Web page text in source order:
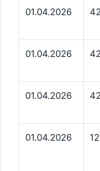
01.04.2026
01.04.2026
01.04.2026
01.04.2026